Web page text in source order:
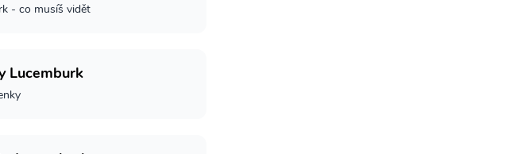
- co musíš vidět
Lucemburk